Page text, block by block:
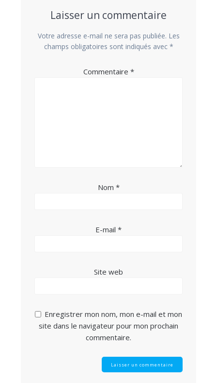
Laisser un commentaire
Votre adresse e-mail ne sera pas publiée. Les
champs obligatoires sont indiqués avec *
Commentaire *
Nom *
E-mail *
Site web
Enregistrer mon nom, mon e-mail et mon
site dans le navigateur pour mon prochain
commentaire.